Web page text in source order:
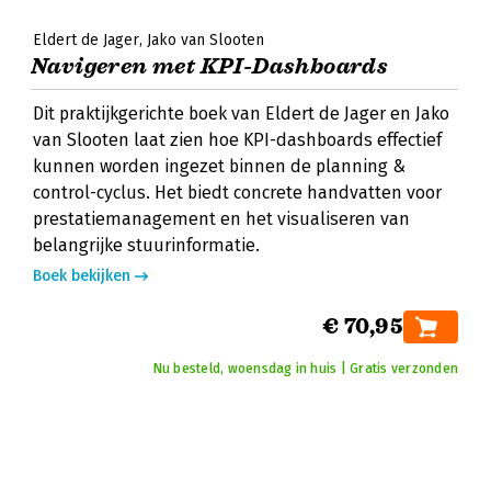
Eldert de Jager Jako van Slooten
Navigeren met KPI-Dashboards
Dit praktijkgerichte boek van Eldert de Jager en Jako
van Slooten laat zien hoe KPI-dashboards effectief
kunnen worden ingezet binnen de planning &
control-cyclus. Het biedt concrete handvatten voor
prestatiemanagement en het visualiseren van
belangrijke stuurinformatie.
Boek bekijken
€ 70,95
Nu besteld, woensdag in huis | Gratis verzonden